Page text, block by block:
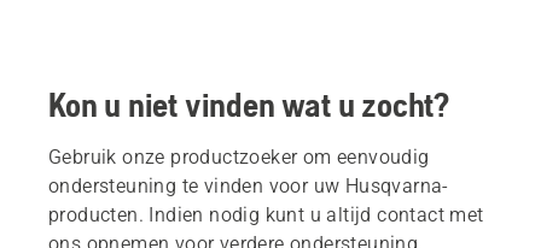
Kon u niet vinden wat u zocht?
Gebruik onze productzoeker om eenvoudig
ondersteuning te vinden voor uw Husqvarna-
producten. Indien nodig kunt u altijd contact met
ons opnemen voor verdere ondersteuning.